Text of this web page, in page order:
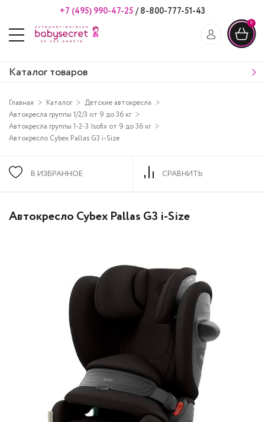
+7 (495) 990-47-25 /8-800-777-51-43
0
Каталог товаров
Главная Каталог
Детские автокресла
Автокресла группы 1/2/3 от 9 до 36 кг
Автокресла группы 1-2-3 Isofix от 9 до 36 кг
Автокресло Cybex Pallas G3 i-Size
В ИЗБРАННОЕ СРАВНИТЬ
Автокресло Cybex Pallas G3 i-Size